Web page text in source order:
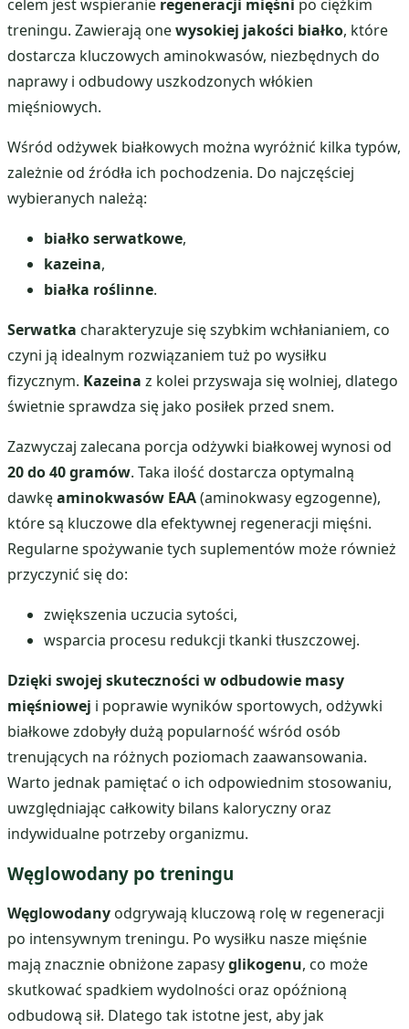
celem jest wspieranie regeneracji mięśni po ciężkim
treningu. Zawierają onewysokiej jakości białko, które
dostarcza kluczowych aminokwasów, niezbędnych do
naprawy i odbudowy uszkodzonych włókien
mięśniowych.
Wśród odżywek białkowych można wyróżnić kilka typów,
zależnie od źródła ich pochodzenia. Do najczęściej
wybieranych należą:
białko serwatkowe,
kazeina,
białka roślinne.
Serwatka charakteryzuje się szybkim wchłanianiem, co
czyni ją idealnym rozwiązaniem tuż po wysiłku
fizycznym. Kazeina z kolei przyswaja się wolniej, dlatego
świetnie sprawdza się jako posiłek przed snem.
Zazwyczaj zalecana porcja odżywki białkowej wynosi od
20 do 40 gramów. Taka ilość dostarcza optymalną
dawkęaminokwasów EAA(aminokwasy egzogenne),
które są kluczowe dla efektywnej regeneracji mięśni.
Regularne spożywanie tych suplementów może również
przyczynić się do:
zwiększenia uczucia sytości,
wsparcia procesu redukcji tkanki tłuszczowej.
Dzięki swojej skuteczności w odbudowie masy
mięśniowej i poprawie wyników sportowych, odżywki
białkowe zdobyły dużą popularność wśród osób
trenujących na różnych poziomach zaawansowania.
Warto jednak pamiętać o ich odpowiednim stosowaniu,
uwzględniając całkowity bilans kaloryczny oraz
indywidualne potrzeby organizmu.
Węglowodany po treningu
Węglowodany odgrywają kluczową rolę w regeneracji
po intensywnym treningu. Po wysiłku nasze mięśnie
mają znacznie obniżone zapasyglikogenu, co może
skutkować spadkiem wydolności oraz opóźnioną
odbudową sił. Dlatego tak istotne jest, aby jak